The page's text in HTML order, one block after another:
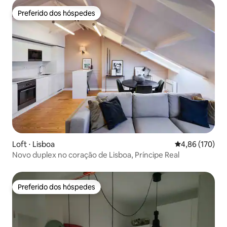
Preferido dos hóspedes
Preferido dos hóspedes
Loft ⋅ Lisboa 4,86 de uma
4,86 (170)
Novo duplex no coração de Lisboa, Príncipe Real
Preferido dos hóspedes
Preferido dos hóspedes